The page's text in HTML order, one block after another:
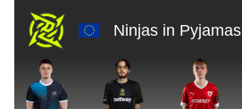
Ninjas in Pyjamas